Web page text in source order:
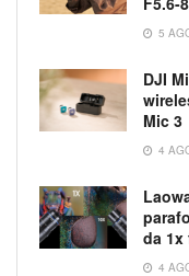
5
DJI
Mic 3
4
da 1x
4